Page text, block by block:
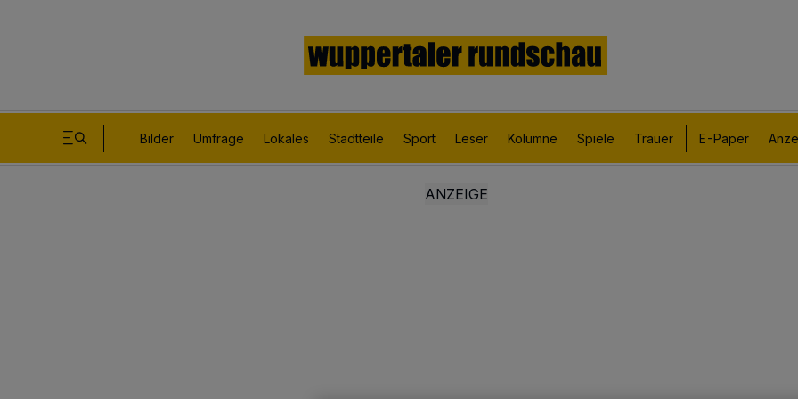
Bilder Umfrage Lokales Stadtteile Sport Leser Kolumne Spiele Trauer E-Paper